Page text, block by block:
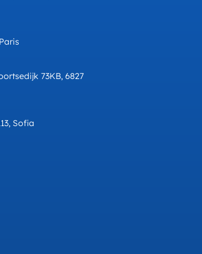
73KB, 6827
Sofia